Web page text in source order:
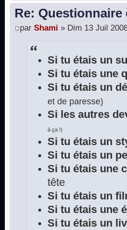
Re: Questionnaire
par Shami » Dim 13 Juil
Si tu étais un
Si tu étais une
Si tu étais un
et de paresse)
Si les autres
à ça !)
Si tu étais un
Si tu étais un
Si tu étais une
tête
Si tu étais un
Si tu étais une
Si tu étais un